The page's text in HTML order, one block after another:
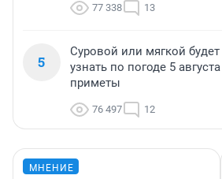
77 338 13
5
Суровой или мягкой
узнать по погоде 5
приметы
76 497 12
МНЕНИЕ